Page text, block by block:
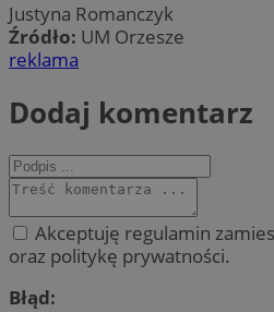
Justyna Romanczyk
Źródło: UM Orzesze
reklama
Dodaj komentarz
Akceptuję regulamin
oraz politykę prywatności.
Błąd: